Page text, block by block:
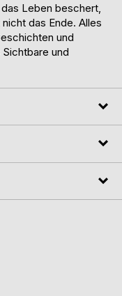
Leben beschert,
das Ende. Alles
und
und